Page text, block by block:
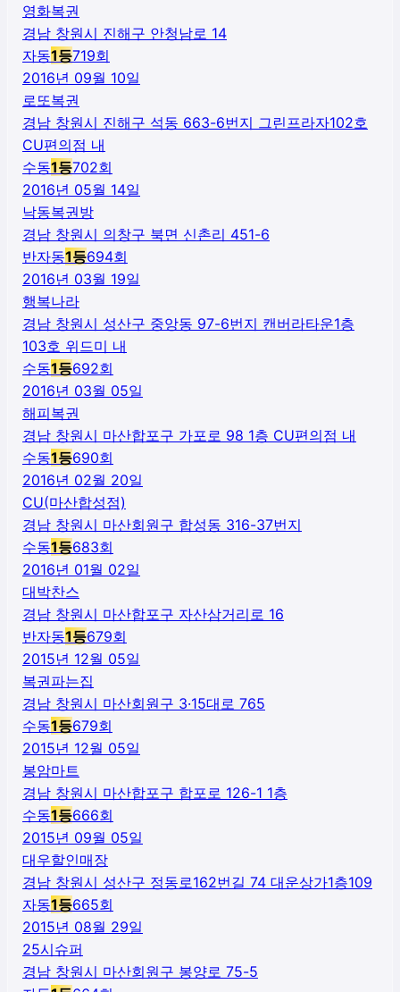
영화복권
경남 창원시 진해구 안청남로 14
자동1등719회
2016년 09월 10일
로또복권
경남 창원시 진해구 석동 663-6번지 그린프라자102호
CU편의점 내
수동1등702회
2016년 05월 14일
낙동복권방
경남 창원시 의창구 북면 신촌리 451-6
반자동1등694회
2016년 03월 19일
행복나라
경남 창원시 성산구 중앙동 97-6번지 캔버라타운1층
103호 위드미 내
수동1등692회
2016년 03월 05일
해피복권
경남 창원시 마산합포구 가포로 98 1층 CU편의점 내
수동1등690회
2016년 02월 20일
CU(마산합성점)
경남 창원시 마산회원구 합성동 316-37번지
수동1등683회
2016년 01월 02일
대박찬스
경남 창원시 마산합포구 자산삼거리로 16
반자동1등679회
2015년 12월 05일
복권파는집
경남 창원시 마산회원구 3·15대로 765
수동1등679회
2015년 12월 05일
봉암마트
경남 창원시 마산합포구 합포로 126-1 1층
수동1등666회
2015년 09월 05일
대우할인매장
경남 창원시 성산구 정동로162번길 74 대운상가1층109
자동1등665회
2015년 08월 29일
25시슈퍼
경남 창원시 마산회원구 봉양로 75-5